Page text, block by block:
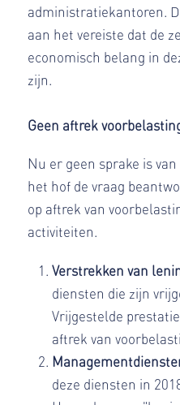
administratiekantoren.
aan het vereiste dat de
economisch belang in
zijn.
Geen aftrek
Nu er geen sprake is
het hof de vraag
op aftrek van
activiteiten.
Verstrekken van
diensten die zijn
Vrijgestelde
aftrek van
deze diensten in